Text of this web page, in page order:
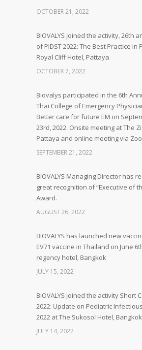
OCTOBER 21, 2022
BIOVALYS joined the activity, 26th
of PIDST 2022: The Best Practice in
Royal Cliff Hotel, Pattaya
OCTOBER 7, 2022
Biovalys participated in the 6th
Thai College of Emergency
Better care for future EM on
23rd, 2022. Onsite meeting at The
Pattaya and online meeting via
SEPTEMBER 21, 2022
BIOVALYS Managing Director has
great recognition of “Executive of
Award.
AUGUST 26, 2022
BIOVALYS has launched new
EV71 vaccine in Thailand on June
regency hotel, Bangkok
JULY 15, 2022
BIOVALYS joined the activity Short
2022: Update on Pediatric
2022 at The Sukosol Hotel, Bangkok
JULY 14, 2022